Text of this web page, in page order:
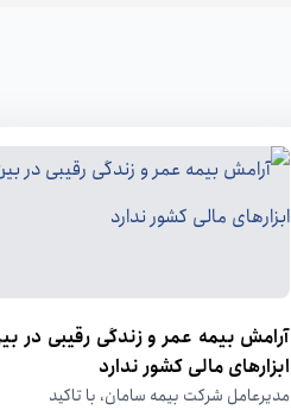
آرامش بیمه عمر و زندگی رقیبی در
ابزارهای مالی کشور ندارد
مدیرعامل شرکت بیمه سامان، با تاکید